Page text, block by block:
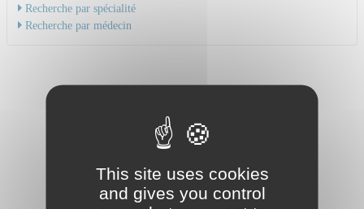
Recherche par spécialité
Recherche par médecin
This site uses cookies
and gives you control